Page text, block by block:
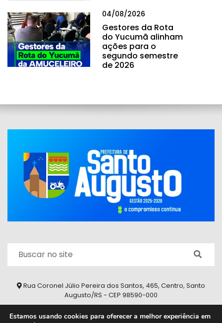
04/08/2026
Gestores da Rota
do Yucumã alinham
ações para o
segundo semestre
de 2026
Rua Coronel Júlio Pereira dos Santos, 465, Centro, Santo
Augusto/RS - CEP 98590-000
Estamos usando cookies para oferecer a melhor experiência em